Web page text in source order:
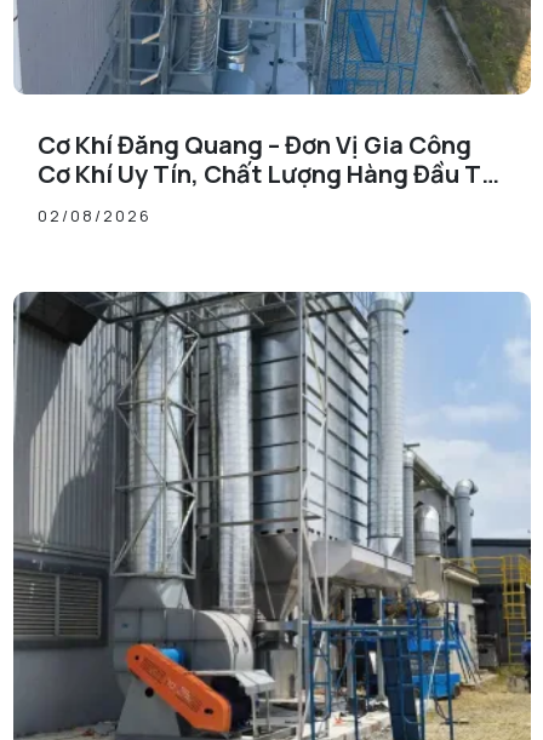
Cơ Khí Đăng Quang – Đơn Vị Gia Công
Cơ Khí Uy Tín, Chất Lượng Hàng Đầu Tại
Đồng Nai
02/08/2026